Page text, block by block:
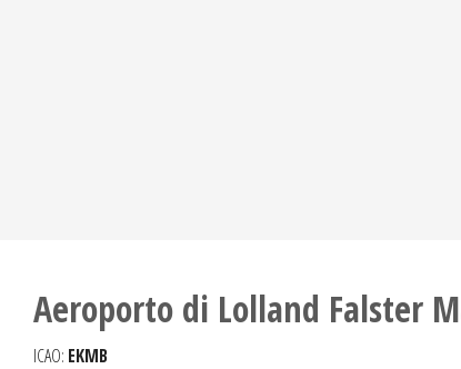
Aeroporto di Lolland Falster
ICAO: EKMB